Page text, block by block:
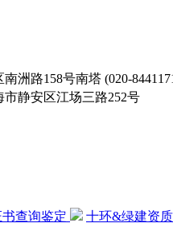
洲路158号南塔 (020-
静安区江场三路252号
书查询鉴定 十环&绿建资质